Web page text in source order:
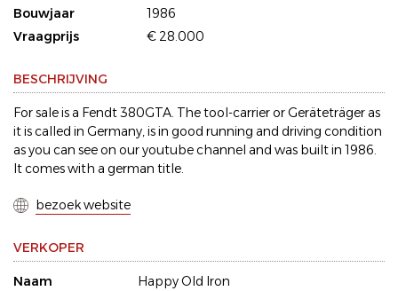
Bouwjaar
1986
Vraagprijs
€ 28.000
BESCHRIJVING
For sale is a Fendt 380GTA. The tool-carrier or Geräteträger as
it is called in Germany, is in good running and driving condition
as you can see on our youtube channel and was built in 1986.
It comes with a german title.
bezoek website
VERKOPER
Naam
Happy Old Iron